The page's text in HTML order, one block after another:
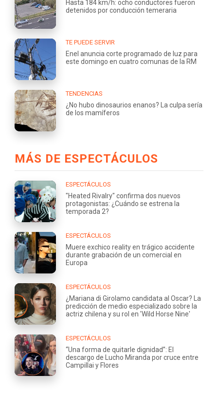
Hasta 184 km/h: ocho conductores fueron
detenidos por conducción temeraria
TE PUEDE SERVIR
Enel anuncia corte programado de luz para
este domingo en cuatro comunas de la RM
TENDENCIAS
¿No hubo dinosaurios enanos? La culpa sería
de los mamíferos
MÁS DE ESPECTÁCULOS
ESPECTÁCULOS
"Heated Rivalry" confirma dos nuevos
protagonistas: ¿Cuándo se estrena la
temporada 2?
ESPECTÁCULOS
Muere exchico reality en trágico accidente
durante grabación de un comercial en
Europa
ESPECTÁCULOS
¿Mariana di Girolamo candidata al Oscar? La
predicción de medio especializado sobre la
actriz chilena y su rol en 'Wild Horse Nine'
ESPECTÁCULOS
“Una forma de quitarle dignidad”: El
descargo de Lucho Miranda por cruce entre
Campillai y Flores